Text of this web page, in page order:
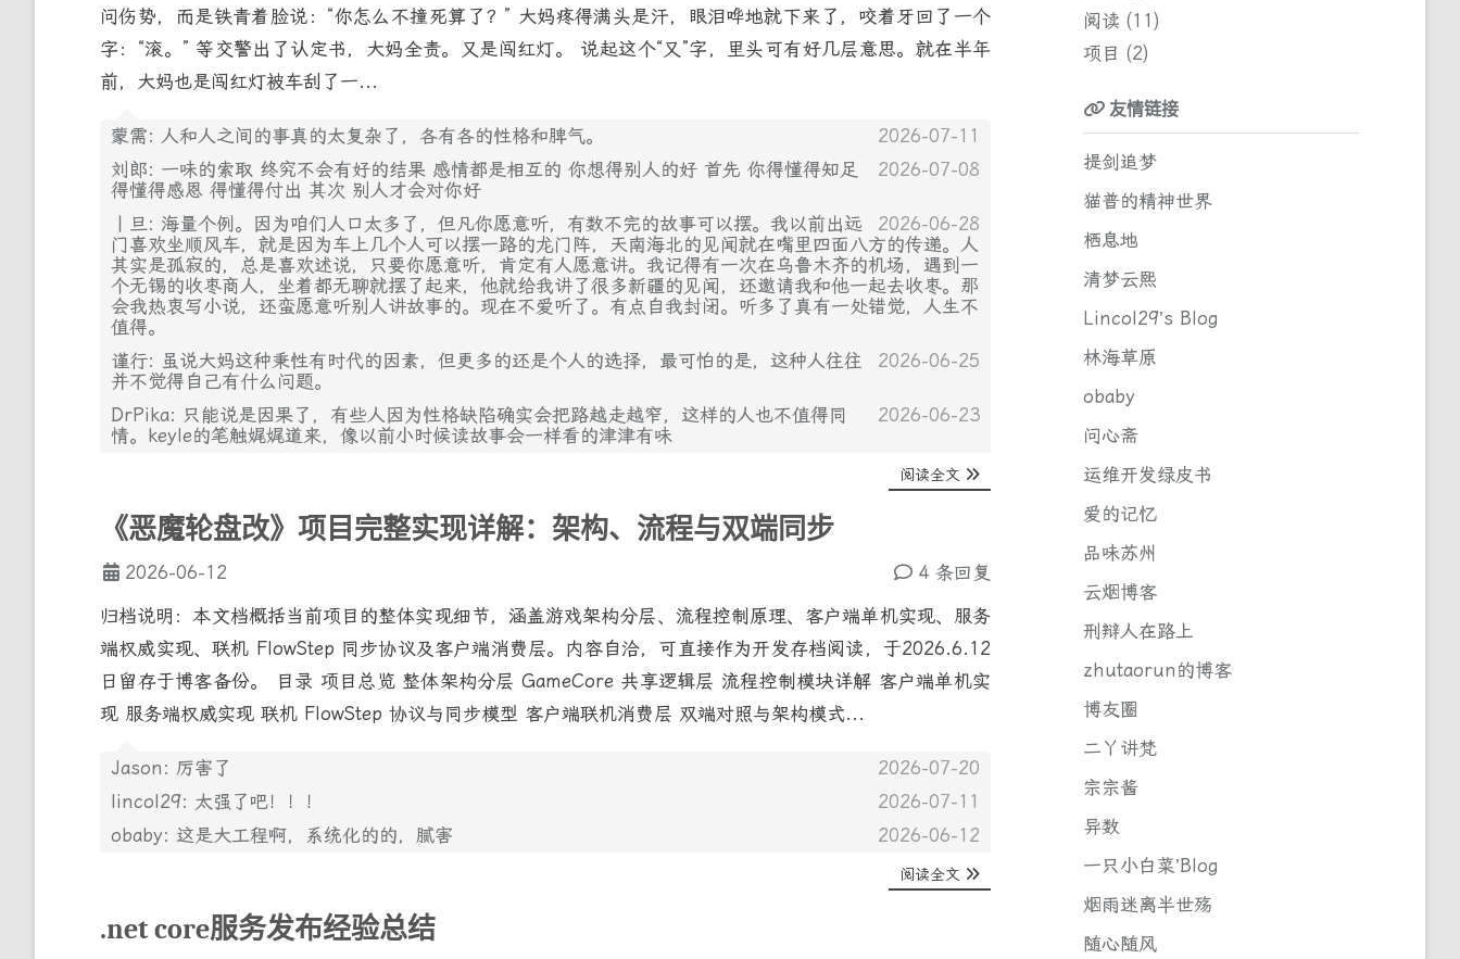
问伤势，而是铁青着脸说：“你怎么不撞死算了？” 大妈疼得满头是汗，眼泪哗地就下来了，咬着牙回了一个
字：“滚。” 等交警出了认定书，大妈全责。又是闯红灯。 说起这个“又”字，里头可有好几层意思。就在半年
前，大妈也是闯红灯被车刮了一...
2026-07-11
蒙需: 人和人之间的事真的太复杂了，各有各的性格和脾气。
2026-07-08
刘郎: 一味的索取 终究不会有好的结果 感情都是相互的 你想得别人的好 首先 你得懂得知足
得懂得感恩 得懂得付出 其次 别人才会对你好
2026-06-28
丨旦: 海量个例。因为咱们人口太多了，但凡你愿意听，有数不完的故事可以摆。我以前出远
门喜欢坐顺风车，就是因为车上几个人可以摆一路的龙门阵，天南海北的见闻就在嘴里四面八方的传递。人
其实是孤寂的，总是喜欢述说，只要你愿意听，肯定有人愿意讲。我记得有一次在乌鲁木齐的机场，遇到一
个无锡的收枣商人，坐着都无聊就摆了起来，他就给我讲了很多新疆的见闻，还邀请我和他一起去收枣。那
会我热衷写小说，还蛮愿意听别人讲故事的。现在不爱听了。有点自我封闭。听多了真有一处错觉，人生不
值得。
2026-06-25
谨行: 虽说大妈这种秉性有时代的因素，但更多的还是个人的选择，最可怕的是，这种人往往
并不觉得自己有什么问题。
2026-06-23
DrPika: 只能说是因果了，有些人因为性格缺陷确实会把路越走越窄，这样的人也不值得同
情。keyle的笔触娓娓道来，像以前小时候读故事会一样看的津津有味
阅读全文
《恶魔轮盘改》项目完整实现详解：架构、流程与双端同步
2026-06-12
4 条回复
归档说明：本文档概括当前项目的整体实现细节，涵盖游戏架构分层、流程控制原理、客户端单机实现、服务
端权威实现、联机 FlowStep 同步协议及客户端消费层。内容自洽，可直接作为开发存档阅读，于2026.6.12
日留存于博客备份。 目录 项目总览 整体架构分层 GameCore 共享逻辑层 流程控制模块详解 客户端单机实
现 服务端权威实现 联机 FlowStep 协议与同步模型 客户端联机消费层 双端对照与架构模式...
2026-07-20
Jason: 厉害了
2026-07-11
lincol29: 太强了吧！！！
2026-06-12
obaby: 这是大工程啊，系统化的的，腻害
阅读全文
.net core服务发布经验总结
阅读
11
项目
2
友情链接
提剑追梦
猫普的精神世界
栖息地
清梦云熙
Lincol29’s Blog
林海草原
obaby
问心斋
运维开发绿皮书
爱的记忆
品味苏州
云烟博客
刑辩人在路上
zhutaorun的博客
博友圈
二丫讲梵
宗宗酱
异数
一只小白菜’Blog
烟雨迷离半世殇
随心随风